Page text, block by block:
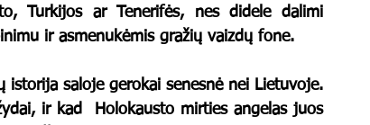
Turkijos ar Tenerifės, nes didele dalimi
ir asmenukėmis gražių vaizdų fone.
ir kad  Holokausto mirties angelas juos